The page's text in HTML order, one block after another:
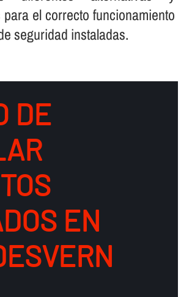
el correcto funcionamiento
seguridad instaladas.
DE
EN